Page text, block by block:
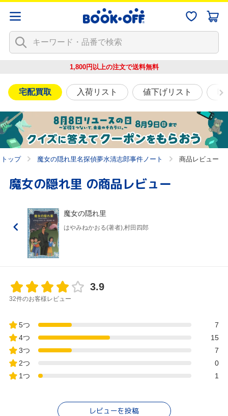
1,800円以上の注文で送料無料
宅配買取 入荷リスト 値下げリスト
トップ 魔女の隠れ里名探偵夢水清志郎事件ノート 商品レビュー
魔女の隠れ里 の商品レビュー
魔女の隠れ里
はやみねかおる(著者),村田四郎
3.9
32件のお客様レビュー
5つ
7
4つ
15
3つ
7
2つ
0
1つ
1
レビューを投稿